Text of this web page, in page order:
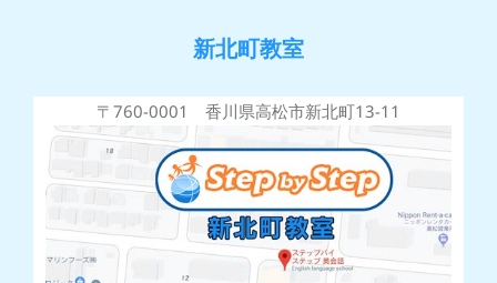
新北町教室
〒760-0001 香川県高松市新北町13-11